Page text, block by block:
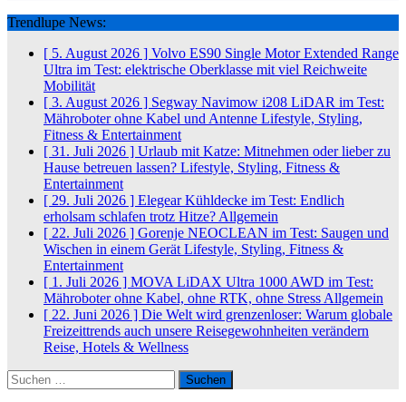
Trendlupe News:
[ 5. August 2026 ] Volvo ES90 Single Motor Extended Range
Ultra im Test: elektrische Oberklasse mit viel Reichweite
Mobilität
[ 3. August 2026 ] Segway Navimow i208 LiDAR im Test:
Mähroboter ohne Kabel und Antenne Lifestyle, Styling,
Fitness & Entertainment
[ 31. Juli 2026 ] Urlaub mit Katze: Mitnehmen oder lieber zu
Hause betreuen lassen? Lifestyle, Styling, Fitness &
Entertainment
[ 29. Juli 2026 ] Elegear Kühldecke im Test: Endlich
erholsam schlafen trotz Hitze? Allgemein
[ 22. Juli 2026 ] Gorenje NEOCLEAN im Test: Saugen und
Wischen in einem Gerät Lifestyle, Styling, Fitness &
Entertainment
[ 1. Juli 2026 ] MOVA LiDAX Ultra 1000 AWD im Test:
Mähroboter ohne Kabel, ohne RTK, ohne Stress Allgemein
[ 22. Juni 2026 ] Die Welt wird grenzenloser: Warum globale
Freizeittrends auch unsere Reisegewohnheiten verändern
Reise, Hotels & Wellness
Suchen
nach: